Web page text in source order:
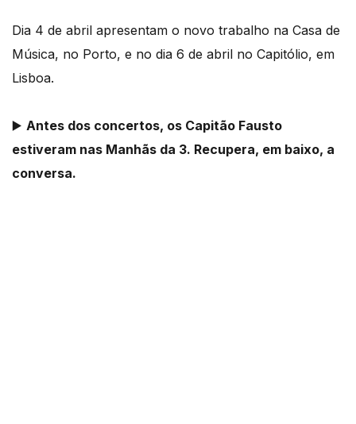
Dia 4 de abril apresentam o novo trabalho na Casa de
Música, no Porto, e no dia 6 de abril no Capitólio, em
Lisboa.
▶️ Antes dos concertos, os Capitão Fausto
estiveram nas Manhãs da 3. Recupera, em baixo, a
conversa.